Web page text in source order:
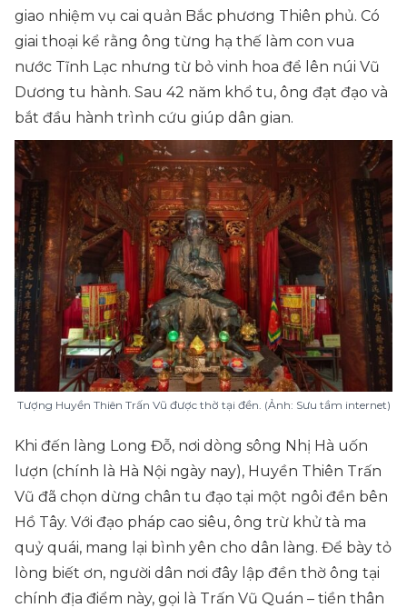
giao nhiệm vụ cai quản Bắc phương Thiên phủ. Có
giai thoại kể rằng ông từng hạ thế làm con vua
nước Tĩnh Lạc nhưng từ bỏ vinh hoa để lên núi Vũ
Dương tu hành. Sau 42 năm khổ tu, ông đạt đạo và
bắt đầu hành trình cứu giúp dân gian.
Tượng Huyền Thiên Trấn Vũ được thờ tại đền. (Ảnh: Sưu tầm internet)
Khi đến làng Long Đỗ, nơi dòng sông Nhị Hà uốn
lượn (chính là Hà Nội ngày nay), Huyền Thiên Trấn
Vũ đã chọn dừng chân tu đạo tại một ngôi đền bên
Hồ Tây. Với đạo pháp cao siêu, ông trừ khử tà ma
quỷ quái, mang lại bình yên cho dân làng. Để bày tỏ
lòng biết ơn, người dân nơi đây lập đền thờ ông tại
chính địa điểm này, gọi là Trấn Vũ Quán – tiền thân